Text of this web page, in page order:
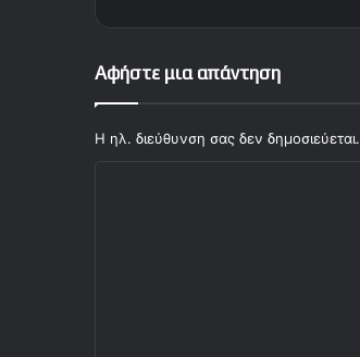
Αφήστε μια απάντηση
Η ηλ. διεύθυνση σας δεν δημοσιεύεται.